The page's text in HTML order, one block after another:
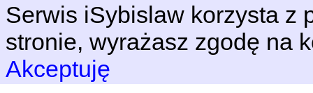
Serwis iSybislaw korzysta z
stronie, wyrażasz zgodę na
Akceptuję